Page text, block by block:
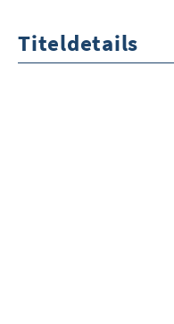
Titeldetails